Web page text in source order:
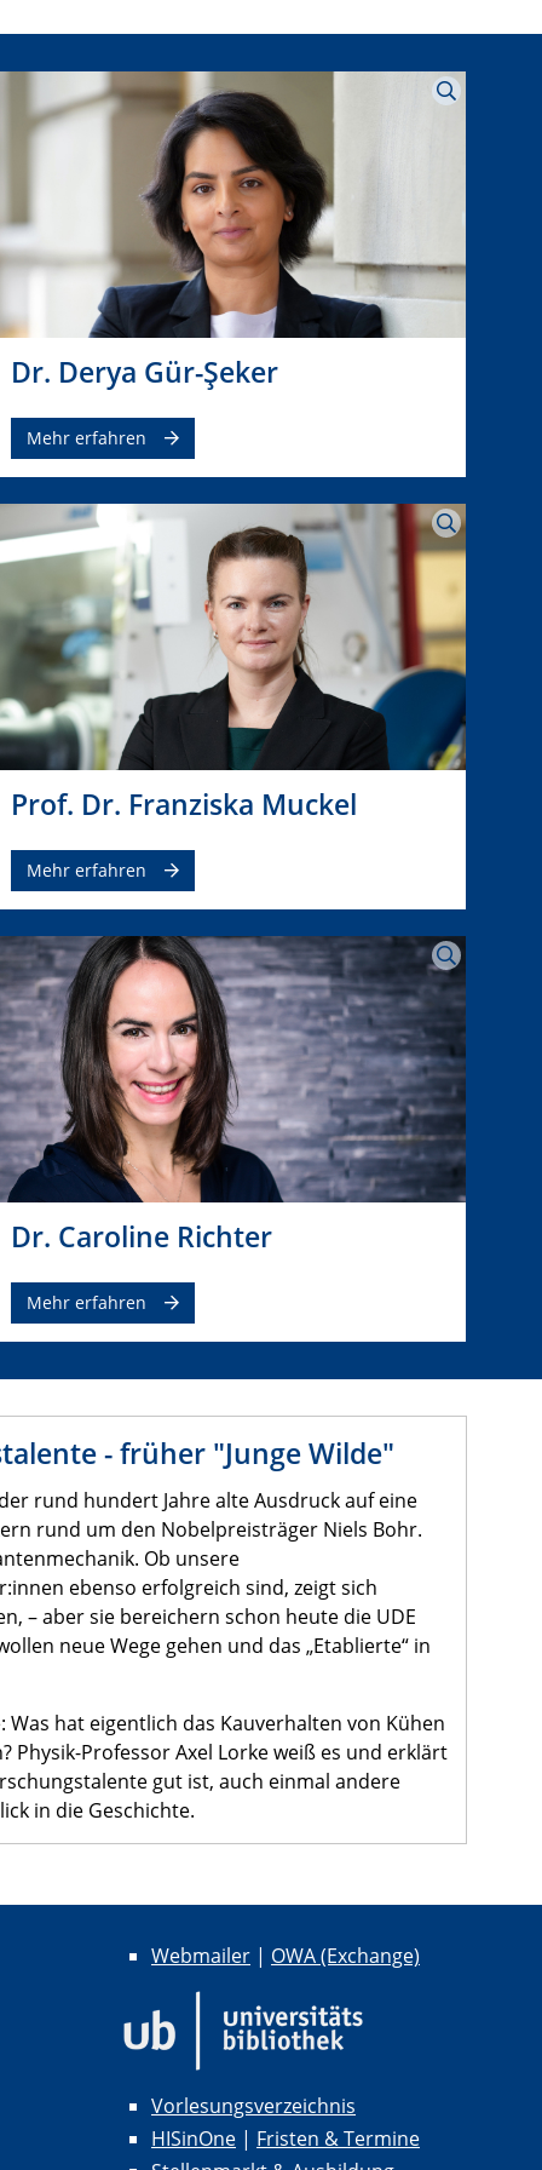
Dr. Derya Gür-Şeker
Mehr erfahren
Prof. Dr. Franziska Muckel
Mehr erfahren
Dr. Caroline Richter
Mehr erfahren
- früher "Junge Wilde"
rund hundert Jahre alte Ausdruck auf eine
rund um den Nobelpreisträger Niels Bohr.
Ob unsere
ebenso erfolgreich sind, zeigt sich
– aber sie bereichern schon heute die UDE
neue Wege gehen und das „Etablierte“ in
Was hat eigentlich das Kauverhalten von Kühen
Physik-Professor Axel Lorke weiß es und erklärt
gut ist, auch einmal andere
in die Geschichte.
Webmailer | OWA (Exchange)
Vorlesungsverzeichnis
HISinOne | Fristen & Termine